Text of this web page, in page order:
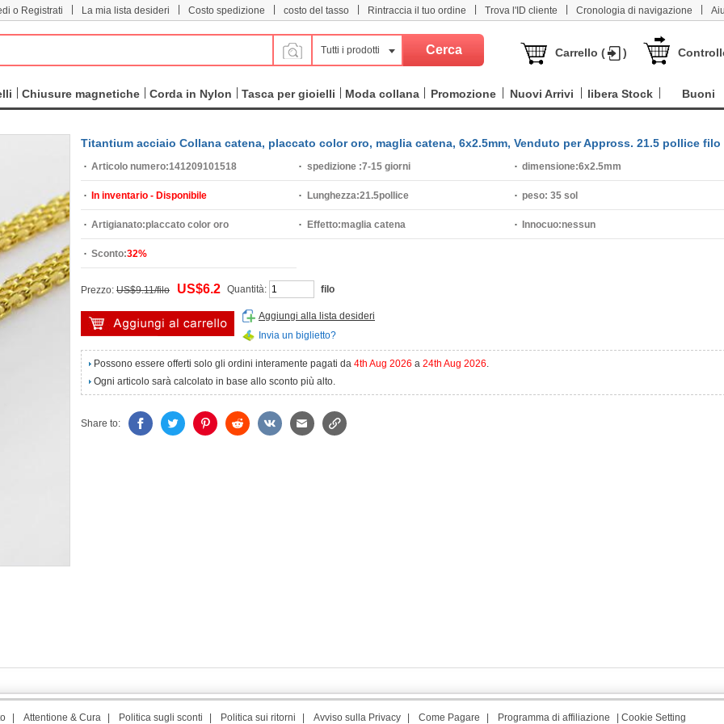
o Registrati La mia lista desideri Costo spedizione costo del tasso Rintraccia il tuo ordine Trova l'ID cliente Cronologia di navigazione
Tutti i prodotti Carrello ( )
Chiusure magnetiche Corda in Nylon Tasca per gioielli Moda collana Promozione Nuovi Arrivi libera Stock Buoni
Titantium acciaio Collana catena, placcato color oro, maglia catena, 6x2.5mm, Venduto per Appross. 21.5 pollice filo
Articolo numero:141209101518 spedizione :7-15 giorni dimensione:6x2.5mm
In inventario - Disponibile Lunghezza:21.5pollice peso:35 sol
Artigianato:placcato color oro Effetto:maglia catena Innocuo:nessun
Sconto:32%
Prezzo: US$9.11/filo US$6.2 Quantità: filo
Aggiungi alla lista desideri
Invia un biglietto?
Possono essere offerti solo gli ordini interamente pagati da 4th Aug 2026 a 24th Aug 2026.
Ogni articolo sarà calcolato in base allo sconto più alto.
Share to:
Attentione & Cura Politica sugli sconti Politica sui ritorni Avviso sulla Privacy Come Pagare Programma di affiliazione Cookie Setting